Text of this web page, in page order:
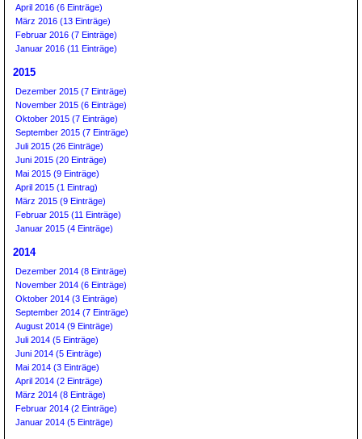
April 2016 (6 Einträge)
März 2016 (13 Einträge)
Februar 2016 (7 Einträge)
Januar 2016 (11 Einträge)
2015
Dezember 2015 (7 Einträge)
November 2015 (6 Einträge)
Oktober 2015 (7 Einträge)
September 2015 (7 Einträge)
Juli 2015 (26 Einträge)
Juni 2015 (20 Einträge)
Mai 2015 (9 Einträge)
April 2015 (1 Eintrag)
März 2015 (9 Einträge)
Februar 2015 (11 Einträge)
Januar 2015 (4 Einträge)
2014
Dezember 2014 (8 Einträge)
November 2014 (6 Einträge)
Oktober 2014 (3 Einträge)
September 2014 (7 Einträge)
August 2014 (9 Einträge)
Juli 2014 (5 Einträge)
Juni 2014 (5 Einträge)
Mai 2014 (3 Einträge)
April 2014 (2 Einträge)
März 2014 (8 Einträge)
Februar 2014 (2 Einträge)
Januar 2014 (5 Einträge)